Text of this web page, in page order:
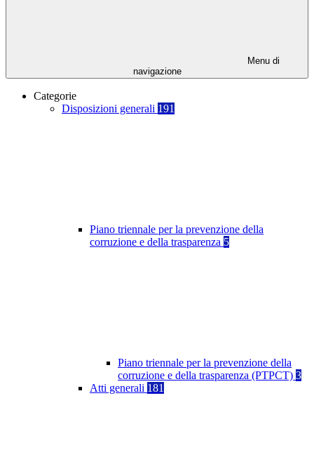
Menu di
navigazione
Categorie
Disposizioni generali 191
Piano triennale per la prevenzione della
corruzione e della trasparenza 5
Piano triennale per la prevenzione della
corruzione e della trasparenza (PTPCT) 3
Atti generali 181